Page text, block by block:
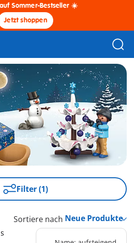
Sommer-Bestseller ☀️
Jetzt shoppen
Filter (1)
Sortiere nach